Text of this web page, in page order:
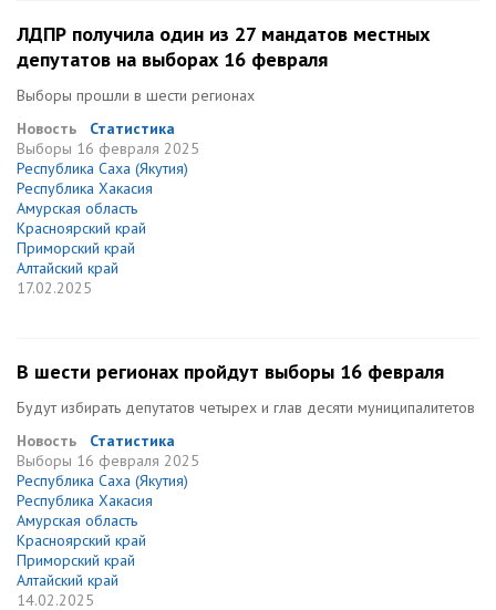
ЛДПР получила один из 27 мандатов местных
депутатов на выборах 16 февраля
Выборы прошли в шести регионах
Новость
Статистика
Выборы 16 февраля 2025
Республика Саха (Якутия)
Республика Хакасия
Амурская область
Красноярский край
Приморский край
Алтайский край
17.02.2025
В шести регионах пройдут выборы 16 февраля
Будут избирать депутатов четырех и глав десяти муниципалитетов
Новость
Статистика
Выборы 16 февраля 2025
Республика Саха (Якутия)
Республика Хакасия
Амурская область
Красноярский край
Приморский край
Алтайский край
14.02.2025